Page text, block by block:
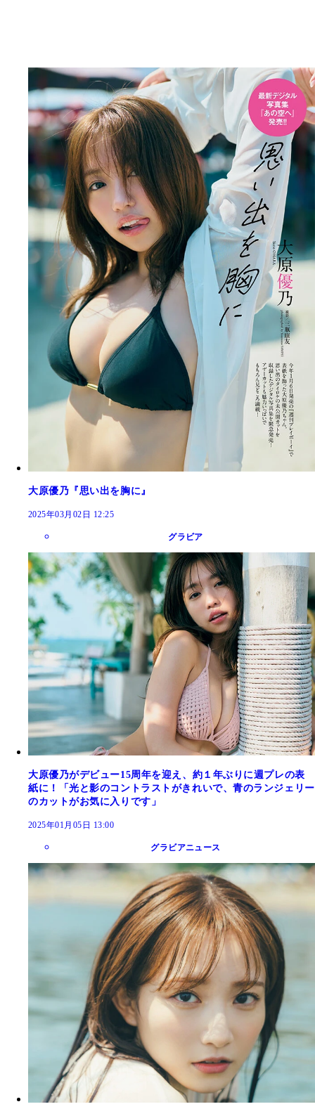
大原優乃『思い出を胸に』
2025年03月02日 12:25
グラビア
大原優乃がデビュー15周年を迎え、約１年ぶりに週プレの表
紙に！「光と影のコントラストがきれいで、青のランジェリー
のカットがお気に入りです」
2025年01月05日 13:00
グラビアニュース